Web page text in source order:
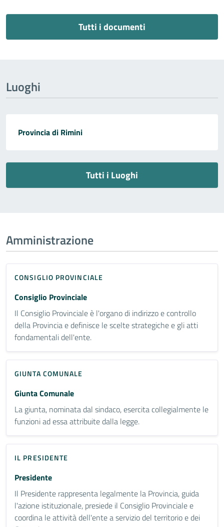
Tutti i documenti
Luoghi
Provincia di Rimini
Tutti i Luoghi
Amministrazione
CONSIGLIO PROVINCIALE
Consiglio Provinciale
Il Consiglio Provinciale è l'organo di indirizzo e controllo
della Provincia e definisce le scelte strategiche e gli atti
fondamentali dell'ente.
GIUNTA COMUNALE
Giunta Comunale
La giunta, nominata dal sindaco, esercita collegialmente le
funzioni ad essa attribuite dalla legge.
IL PRESIDENTE
Presidente
Il Presidente rappresenta legalmente la Provincia, guida
l'azione istituzionale, presiede il Consiglio Provinciale e
coordina le attività dell'ente a servizio del territorio e dei